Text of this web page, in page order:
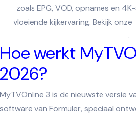
zoals EPG, VOD, opnames en
vloeiende kijkervaring. Bekijk onze
.
Hoe werkt
2026?
MyTVOnline 3 is de nieuwste versie
software van Formuler, speciaal